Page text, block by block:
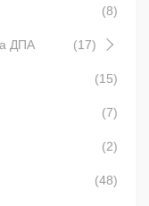
(8)
ДПА (17)
(15)
(7)
(2)
(48)